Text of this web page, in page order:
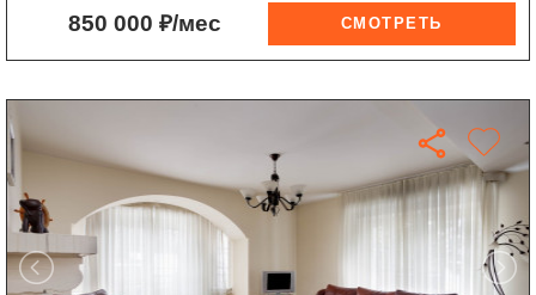
850 000 ₽/мес